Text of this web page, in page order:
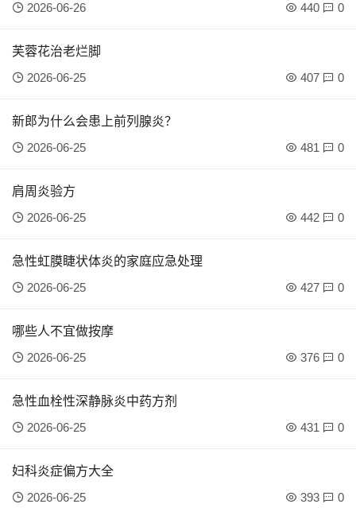
2026-06-26
440 0
芙蓉花治老烂脚
2026-06-25
407 0
新郎为什么会患上前列腺炎？
2026-06-25
481 0
肩周炎验方
2026-06-25
442 0
急性虹膜睫状体炎的家庭应急处理
2026-06-25
427 0
哪些人不宜做按摩
2026-06-25
376 0
急性血栓性深静脉炎中药方剂
2026-06-25
431 0
妇科炎症偏方大全
2026-06-25
393 0